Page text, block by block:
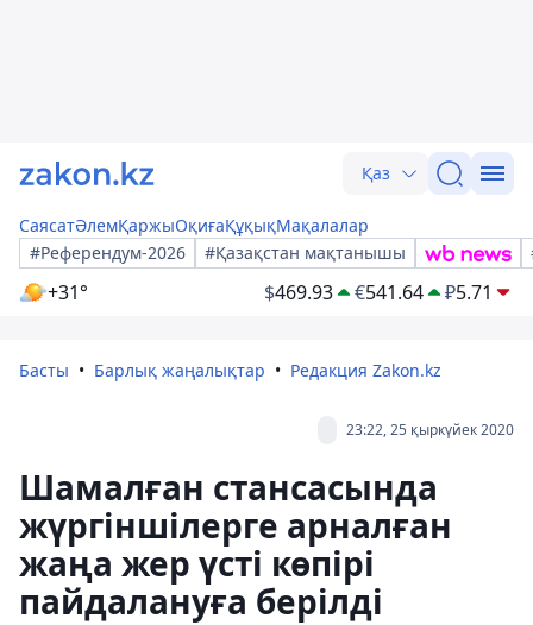
Қаз
СаясатӘлемҚаржыОқиғаҚұқықМақалалар
#Референдум-2026
#Қазақстан мақтанышы
+31° $469.93 €541.64 ₽5.71
Басты Барлық жаңалықтар Редакция Zakon.kz
23:22, 25 қыркүйек 2020
Шамалған стансасында
жүргіншілерге арналған
жаңа жер үсті көпірі
пайдалануға берілді